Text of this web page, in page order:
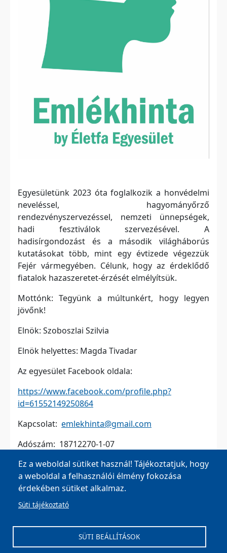
Egyesületünk 2023 óta foglalkozik a honvédelmi
neveléssel, hagyományőrző
rendezvényszervezéssel, nemzeti ünnepségek,
hadi fesztiválok szervezésével. A
hadisírgondozást és a második világháborús
kutatásokat több, mint egy évtizede végezzük
Fejér vármegyében. Célunk, hogy az érdeklődő
fiatalok hazaszeretet-érzését elmélyítsük.
Mottónk: Tegyünk a múltunkért, hogy legyen
jövőnk!
Elnök: Szoboszlai Szilvia
Elnök helyettes: Magda Tivadar
Az egyesület Facebook oldala:
https://www.facebook.com/profile.php?
id=61552149250864
Kapcsolat: emlekhinta@gmail.com
Adószám: 18712270-1-07
Ez a weboldal sütiket használ! Tájékoztatjuk, hogy
a weboldal a felhasználói élmény fokozása
érdekében sütiket alkalmaz.
Süti tájékoztató
SÜTI BEÁLLÍTÁSOK
+36 22 596 002,+36 22 596 003
onkormanyzat@moha.hu| Ügyfélfogadás: Kedd,